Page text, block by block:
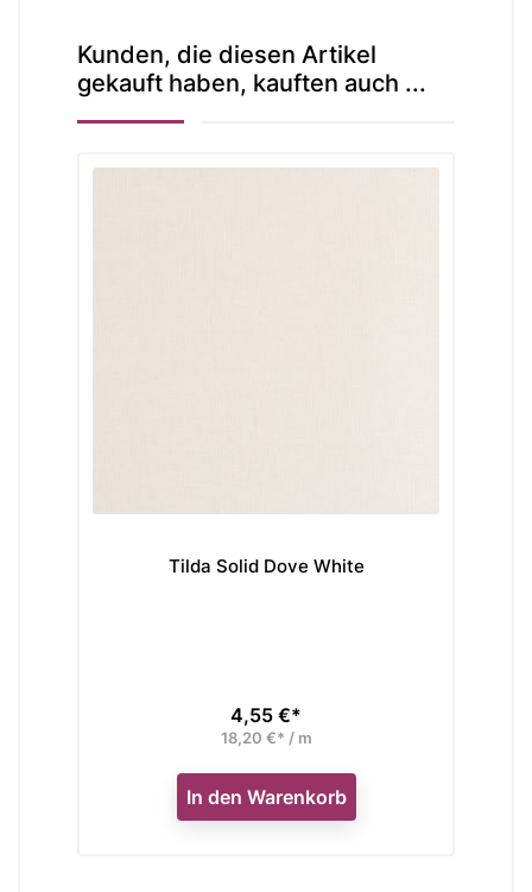
Kunden, die diesen Artikel
gekauft haben, kauften auch ...
Tilda Solid Dove White
Preis
4,55 €*
18,20 €* / m
In den Warenkorb